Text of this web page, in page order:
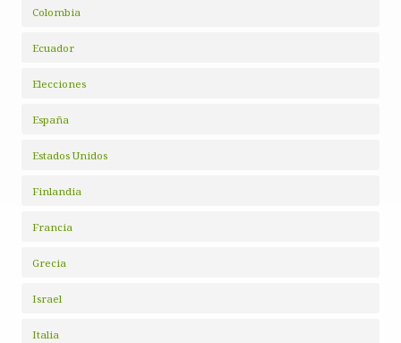
Colombia
Ecuador
Elecciones
España
Estados Unidos
Finlandia
Francia
Grecia
Israel
Italia